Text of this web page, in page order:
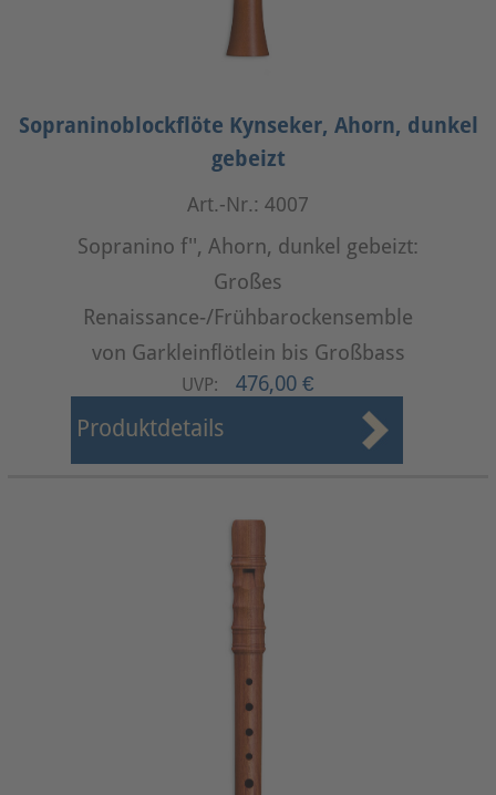
Sopraninoblockflöte Kynseker, Ahorn, dunkel
gebeizt
Art.-Nr.: 4007
Sopranino f'', Ahorn, dunkel gebeizt:
Großes
Renaissance-/Frühbarockensemble
von Garkleinflötlein bis Großbass
UVP: 476,00 €
Produktdetails